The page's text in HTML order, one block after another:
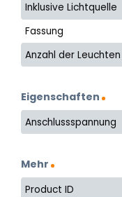
Inklusive Lichtquelle
Fassung
Anzahl der Leuchten
Eigenschaften
Anschlussspannung
Mehr
Product ID